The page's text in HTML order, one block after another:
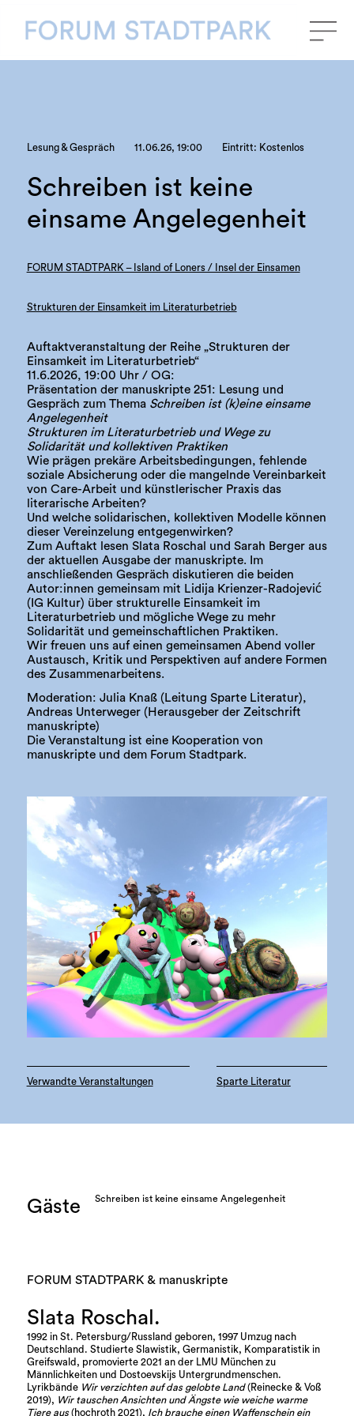
Lesung & Gespräch 11.06.26, 19:00 Eintritt: Kostenlos
Schreiben ist keine
einsame Angelegenheit
FORUM STADTPARK – Island of Loners / Insel der Einsamen
Strukturen der Einsamkeit im Literaturbetrieb
Auftaktveranstaltung der Reihe „Strukturen der
Einsamkeit im Literaturbetrieb“
11.6.2026, 19:00 Uhr / OG:
Präsentation der manuskripte 251: Lesung und
Gespräch zum Thema Schreiben ist (k)eine einsame
Angelegenheit
Strukturen im Literaturbetrieb und Wege zu
Solidarität und kollektiven Praktiken
Wie prägen prekäre Arbeitsbedingungen, fehlende
soziale Absicherung oder die mangelnde Vereinbarkeit
von Care-Arbeit und künstlerischer Praxis das
literarische Arbeiten?
Und welche solidarischen, kollektiven Modelle können
dieser Vereinzelung entgegenwirken?
Zum Auftakt lesen Slata Roschal und Sarah Berger aus
der aktuellen Ausgabe der manuskripte. Im
anschließenden Gespräch diskutieren die beiden
Autor:innen gemeinsam mit Lidija Krienzer-Radojević
(IG Kultur) über strukturelle Einsamkeit im
Literaturbetrieb und mögliche Wege zu mehr
Solidarität und gemeinschaftlichen Praktiken.
Wir freuen uns auf einen gemeinsamen Abend voller
Austausch, Kritik und Perspektiven auf andere Formen
des Zusammenarbeitens.
Moderation: Julia Knaß (Leitung Sparte Literatur),
Andreas Unterweger (Herausgeber der Zeitschrift
manuskripte)
Die Veranstaltung ist eine Kooperation von
manuskripte und dem Forum Stadtpark.
Verwandte Veranstaltungen Sparte Literatur
Gäste Schreiben ist keine einsame Angelegenheit
FORUM STADTPARK & manuskripte
Slata Roschal.
1992 in St. Petersburg/Russland geboren, 1997 Umzug nach
Deutschland. Studierte Slawistik, Germanistik, Komparatistik in
Greifswald, promovierte 2021 an der LMU München zu
Männlichkeiten und Dostoevskijs Untergrundmenschen.
Lyrikbände Wir verzichten auf das gelobte Land(Reinecke & Voß
2019), Wir tauschen Ansichten und Ängste wie weiche warme
Tiere aus(hochroth 2021), Ich brauche einen Waffenschein ein